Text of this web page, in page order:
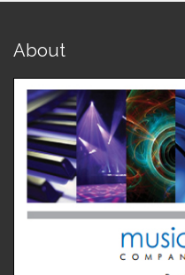
About